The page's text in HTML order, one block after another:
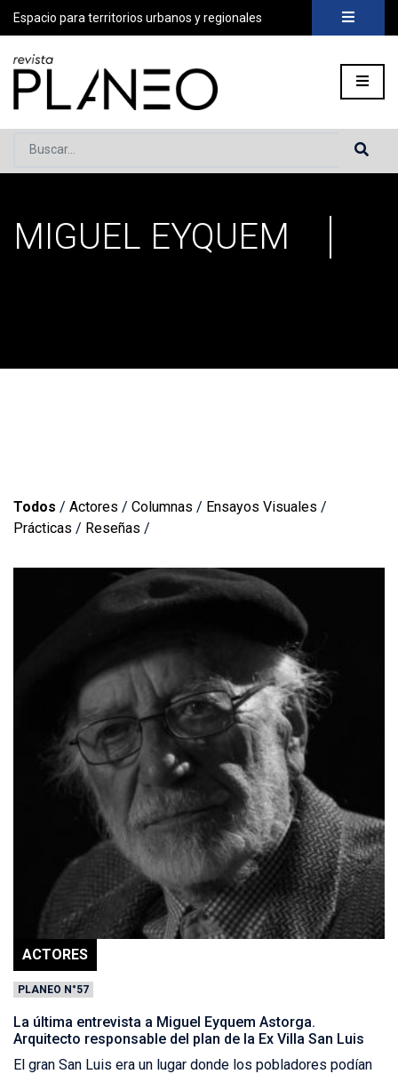
Espacio para territorios urbanos y regionales
Buscar...
Portada» Miguel eyquem
MIGUEL EYQUEM
Todos / Actores / Columnas / Ensayos Visuales /
Prácticas / Reseñas /
ACTORES
PLANEO N°57
La última entrevista a Miguel Eyquem Astorga.
Arquitecto responsable del plan de la Ex Villa San Luis
El gran San Luis era un lugar donde los pobladores podían